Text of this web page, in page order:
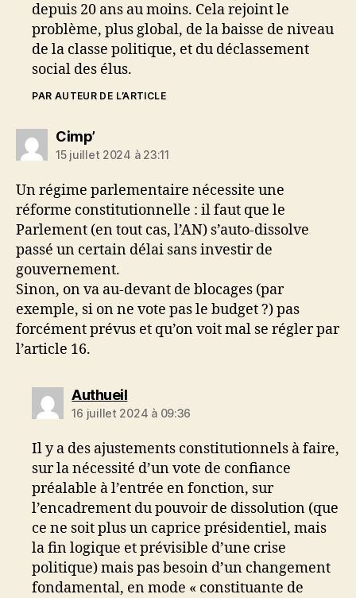
depuis 20 ans au moins. Cela rejoint le
problème, plus global, de la baisse de niveau
de la classe politique, et du déclassement
social des élus.
PAR AUTEUR DE L’ARTICLE
Cimp’dit :
15 juillet 2024 à 23:11
Un régime parlementaire nécessite une
réforme constitutionnelle : il faut que le
Parlement (en tout cas, l’AN) s’auto-dissolve
passé un certain délai sans investir de
gouvernement.
Sinon, on va au-devant de blocages (par
exemple, si on ne vote pas le budget ?) pas
forcément prévus et qu’on voit mal se régler par
l’article 16.
Authueildit :
16 juillet 2024 à 09:36
Il y a des ajustements constitutionnels à faire,
sur la nécessité d’un vote de confiance
préalable à l’entrée en fonction, sur
l’encadrement du pouvoir de dissolution (que
ce ne soit plus un caprice présidentiel, mais
la fin logique et prévisible d’une crise
politique) mais pas besoin d’un changement
fondamental, en mode « constituante de